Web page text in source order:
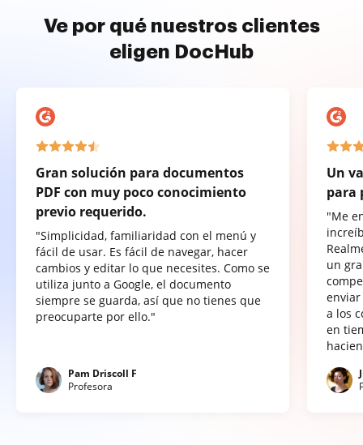
Ve por qué nuestros clientes
eligen DocHub
Gran solución para documentos
PDF con muy poco conocimiento
previo requerido.
"Simplicidad, familiaridad con el menú y
fácil de usar. Es fácil de navegar, hacer
cambios y editar lo que necesites. Como se
utiliza junto a Google, el documento
siempre se guarda, así que no tienes que
preocuparte por ello."
Pam Driscoll F
Profesora
Un
para
"Me
un
a los
en